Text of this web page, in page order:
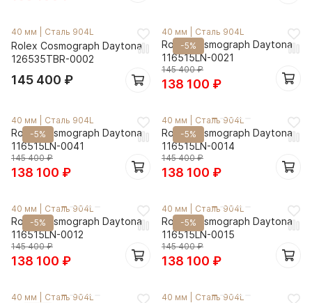
40 мм Сталь 904L
Rolex Cosmograph Daytona
126535TBR-0002
145 400 ₽
-5%
40 мм Сталь 904L
Rolex Cosmograph Daytona
116515LN-0021
145 400₽
138 100 ₽
-5%
40 мм Сталь 904L
Rolex Cosmograph Daytona
116515LN-0041
145 400₽
138 100 ₽
-5%
40 мм Сталь 904L
Rolex Cosmograph Daytona
116515LN-0014
145 400₽
138 100 ₽
-5%
40 мм Сталь 904L
Rolex Cosmograph Daytona
116515LN-0012
145 400₽
138 100 ₽
-5%
40 мм Сталь 904L
Rolex Cosmograph Daytona
116515LN-0015
145 400₽
138 100 ₽
40 мм Сталь 904L 40 мм Сталь 904L